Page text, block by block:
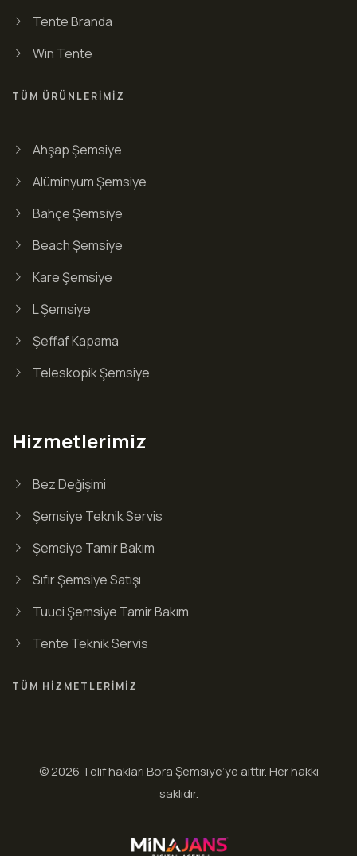
Tente Branda
Win Tente
TÜM ÜRÜNLERIMIZ
Ahşap Şemsiye
Alüminyum Şemsiye
Bahçe Şemsiye
Beach Şemsiye
Kare Şemsiye
L Şemsiye
Şeffaf Kapama
Teleskopik Şemsiye
Hizmetlerimiz
Bez Değişimi
Şemsiye Teknik Servis
Şemsiye Tamir Bakım
Sıfır Şemsiye Satışı
Tuuci Şemsiye Tamir Bakım
Tente Teknik Servis
TÜM HIZMETLERIMIZ
© 2026 Telif hakları Bora Şemsiye’ye aittir. Her hakkı
saklıdır.